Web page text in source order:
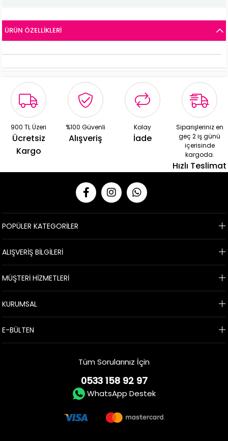
ÜRÜN ÖZELLIKLERI
900 TL Üzeri
Ücretsiz
Kargo
%100 Güvenli
Alışveriş
Kolay
İade
Siparişleriniz en
geç 2 iş günü
içerisinde
kargoda.
Hızlı Teslimat
POPÜLER KATEGORİLER
ALIŞVERİŞ BİLGİLERİ
MÜŞTERİ HİZMETLERİ
KURUMSAL
E-BÜLTEN
Tüm Sorularınız İçin
0533 158 92 97
WhatsApp Destek